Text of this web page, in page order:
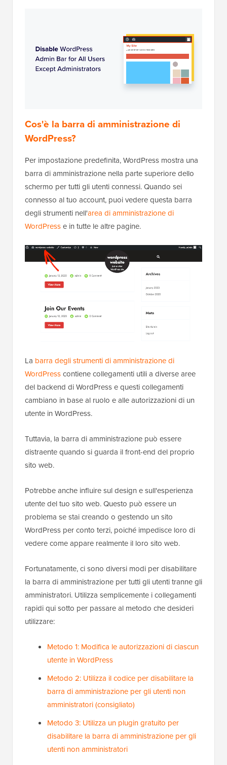
Cos'è la barra di amministrazione di
WordPress?
Per impostazione predefinita, WordPress mostra una
barra di amministrazione nella parte superiore dello
schermo per tutti gli utenti connessi. Quando sei
connesso al tuo account, puoi vedere questa barra
degli strumenti nell'area di amministrazione di
WordPresse in tutte le altre pagine.
La barra degli strumenti di amministrazione di
WordPresscontiene collegamenti utili a diverse aree
del backend di WordPress e questi collegamenti
cambiano in base al ruolo e alle autorizzazioni di un
utente in WordPress.
Tuttavia, la barra di amministrazione può essere
distraente quando si guarda il front-end del proprio
sito web.
Potrebbe anche influire sul design e sull'esperienza
utente del tuo sito web. Questo può essere un
problema se stai creando o gestendo un sito
WordPress per conto terzi, poiché impedisce loro di
vedere come appare realmente il loro sito web.
Fortunatamente, ci sono diversi modi per disabilitare
la barra di amministrazione per tutti gli utenti tranne gli
amministratori. Utilizza semplicemente i collegamenti
rapidi qui sotto per passare al metodo che desideri
utilizzare:
Metodo 1: Modifica le autorizzazioni di ciascun
utente in WordPress
Metodo 2: Utilizza il codice per disabilitare la
barra di amministrazione per gli utenti non
amministratori (consigliato)
Metodo 3: Utilizza un plugin gratuito per
disabilitare la barra di amministrazione per gli
utenti non amministratori